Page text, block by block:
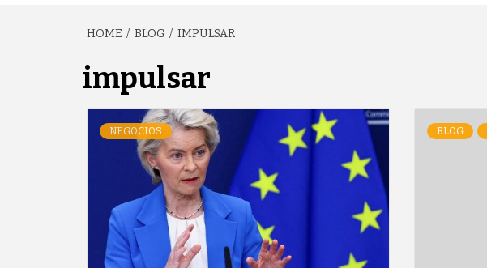
HOME BLOG IMPULSAR
impulsar
NEGOCIOS BLOG